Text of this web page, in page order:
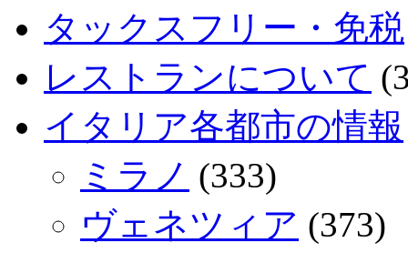
タックスフリー・免税
レストランについて
イタリア各都市の情報
ミラノ (333)
ヴェネツィア (373)